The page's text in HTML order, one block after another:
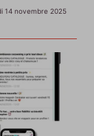
14 novembre 2025